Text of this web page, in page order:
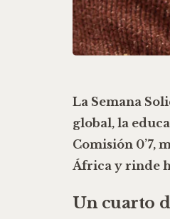
La Semana
global, la
Comisión 0’7,
África y rinde
Un cuarto